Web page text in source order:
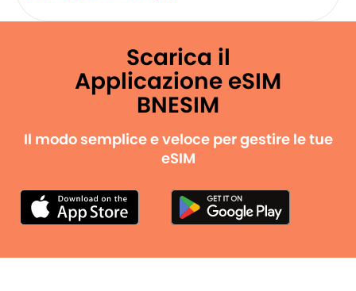
Scarica il
Applicazione eSIM
BNESIM
Il modo semplice e veloce per gestire le tue
eSIM